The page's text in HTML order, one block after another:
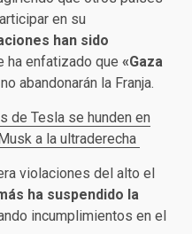
en su
han sido
ha enfatizado que «Gaza
abandonarán la Franja.
de Tesla se hunden en
a la ultraderecha
violaciones del alto el
ha suspendido la
incumplimientos en el